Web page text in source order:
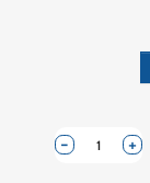
+
-